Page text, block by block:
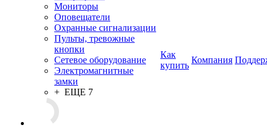
Мониторы
Оповещатели
Охранные сигнализации
Пульты, тревожные
кнопки
Сетевое оборудование
Электромагнитные
замки
+ ЕЩЕ 7
Как
купить
Компания